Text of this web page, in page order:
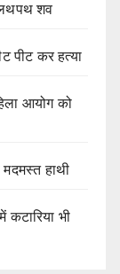
शव
पीट कर हत्या
आयोग को
हाथी
भी